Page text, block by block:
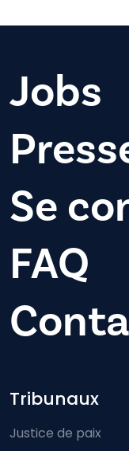
Jobs
Se
FAQ
Footer-
Tribunaux
Justice de paix